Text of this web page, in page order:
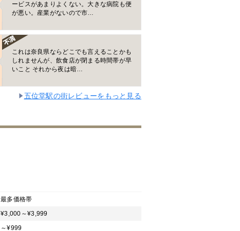
ービスがあまりよくない。大きな病院も便
が悪い。産業がないので市…
これは奈良県ならどこでも言えることかも
しれませんが、飲食店が閉まる時間帯が早
いこと それから夜は暗…
五位堂駅の街レビューをもっと見る
最多価格帯
¥3,000～¥3,999
～¥999